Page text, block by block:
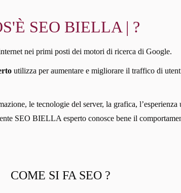
SEO BIELLA | ?
nei primi posti dei motori di ricerca di Google.
utilizza per aumentare e migliorare il traffico di
le tecnologie del server, la grafica,
SEO BIELLA esperto conosce bene il
COME SI FA SEO ?